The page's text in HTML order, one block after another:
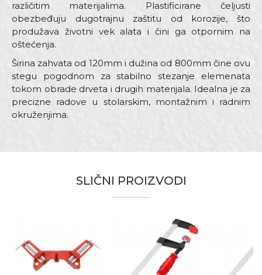
različitim materijalima. Plastificirane čeljusti
obezbeđuju dugotrajnu zaštitu od korozije, što
produžava životni vek alata i čini ga otpornim na
oštećenja.
Širina zahvata od 120mm i dužina od 800mm čine ovu
stegu pogodnom za stabilno stezanje elemenata
tokom obrade drveta i drugih materijala. Idealna je za
precizne radove u stolarskim, montažnim i radnim
okruženjima.
Kategorija
Stege
Plastika
Beorol
Poruka
SLIČNI PROIZVODI